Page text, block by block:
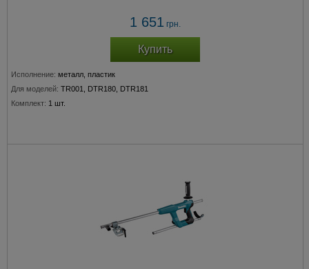
1 651 грн.
Купить
Исполнение: металл, пластик
Для моделей: TR001, DTR180, DTR181
Комплект: 1 шт.